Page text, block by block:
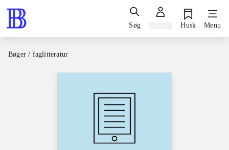
Søg Husk Menu
Bøger / faglitteratur